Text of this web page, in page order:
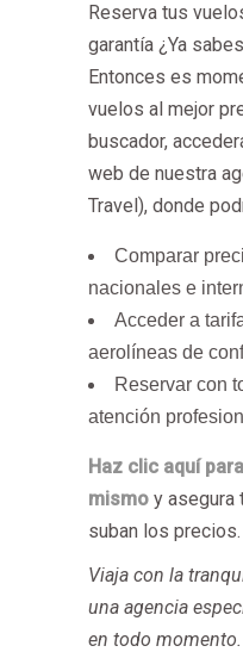
Reserva tus
garantía ¿Ya
Entonces es
vuelos al mejor
buscador,
web de nuestra
Travel), donde
Comparar
nacionales e
Acceder a
aerolíneas de
Reservar con
atención
Haz clic aquí
mismo y asegura
suban los precios.
Viaja con la
una agencia
en todo momento.